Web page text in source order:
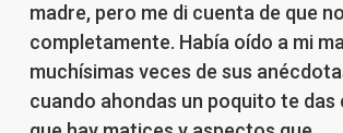
madre, pero me di cuenta de que
completamente. Había oído a mi
muchísimas veces de sus
cuando ahondas un poquito te das